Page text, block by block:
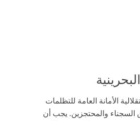
الأمانة العامة للتظلمات
والمحتجزين. يجب أن